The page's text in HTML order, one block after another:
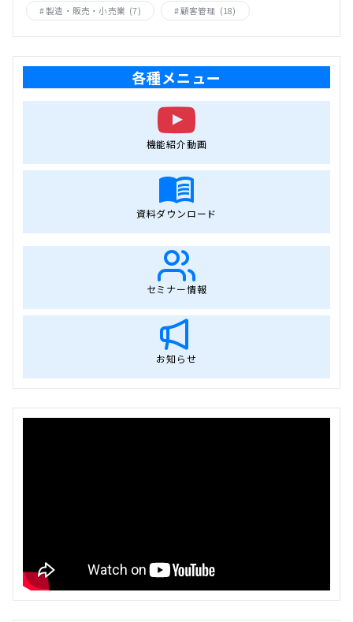
製造・販売・小売業 (7) 顧客管理 (18)
各種メニュー
機能紹介動画
資料ダウンロード
セミナー情報
お知らせ